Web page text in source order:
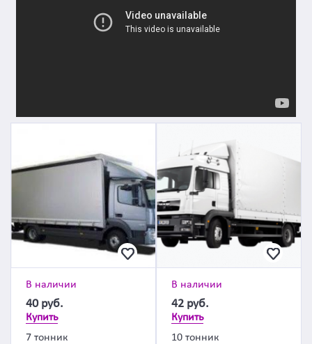
В наличии
40 руб.
Купить
7 тонник
В наличии
42 руб.
Купить
10 тонник